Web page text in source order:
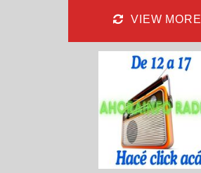
VIEW MORE